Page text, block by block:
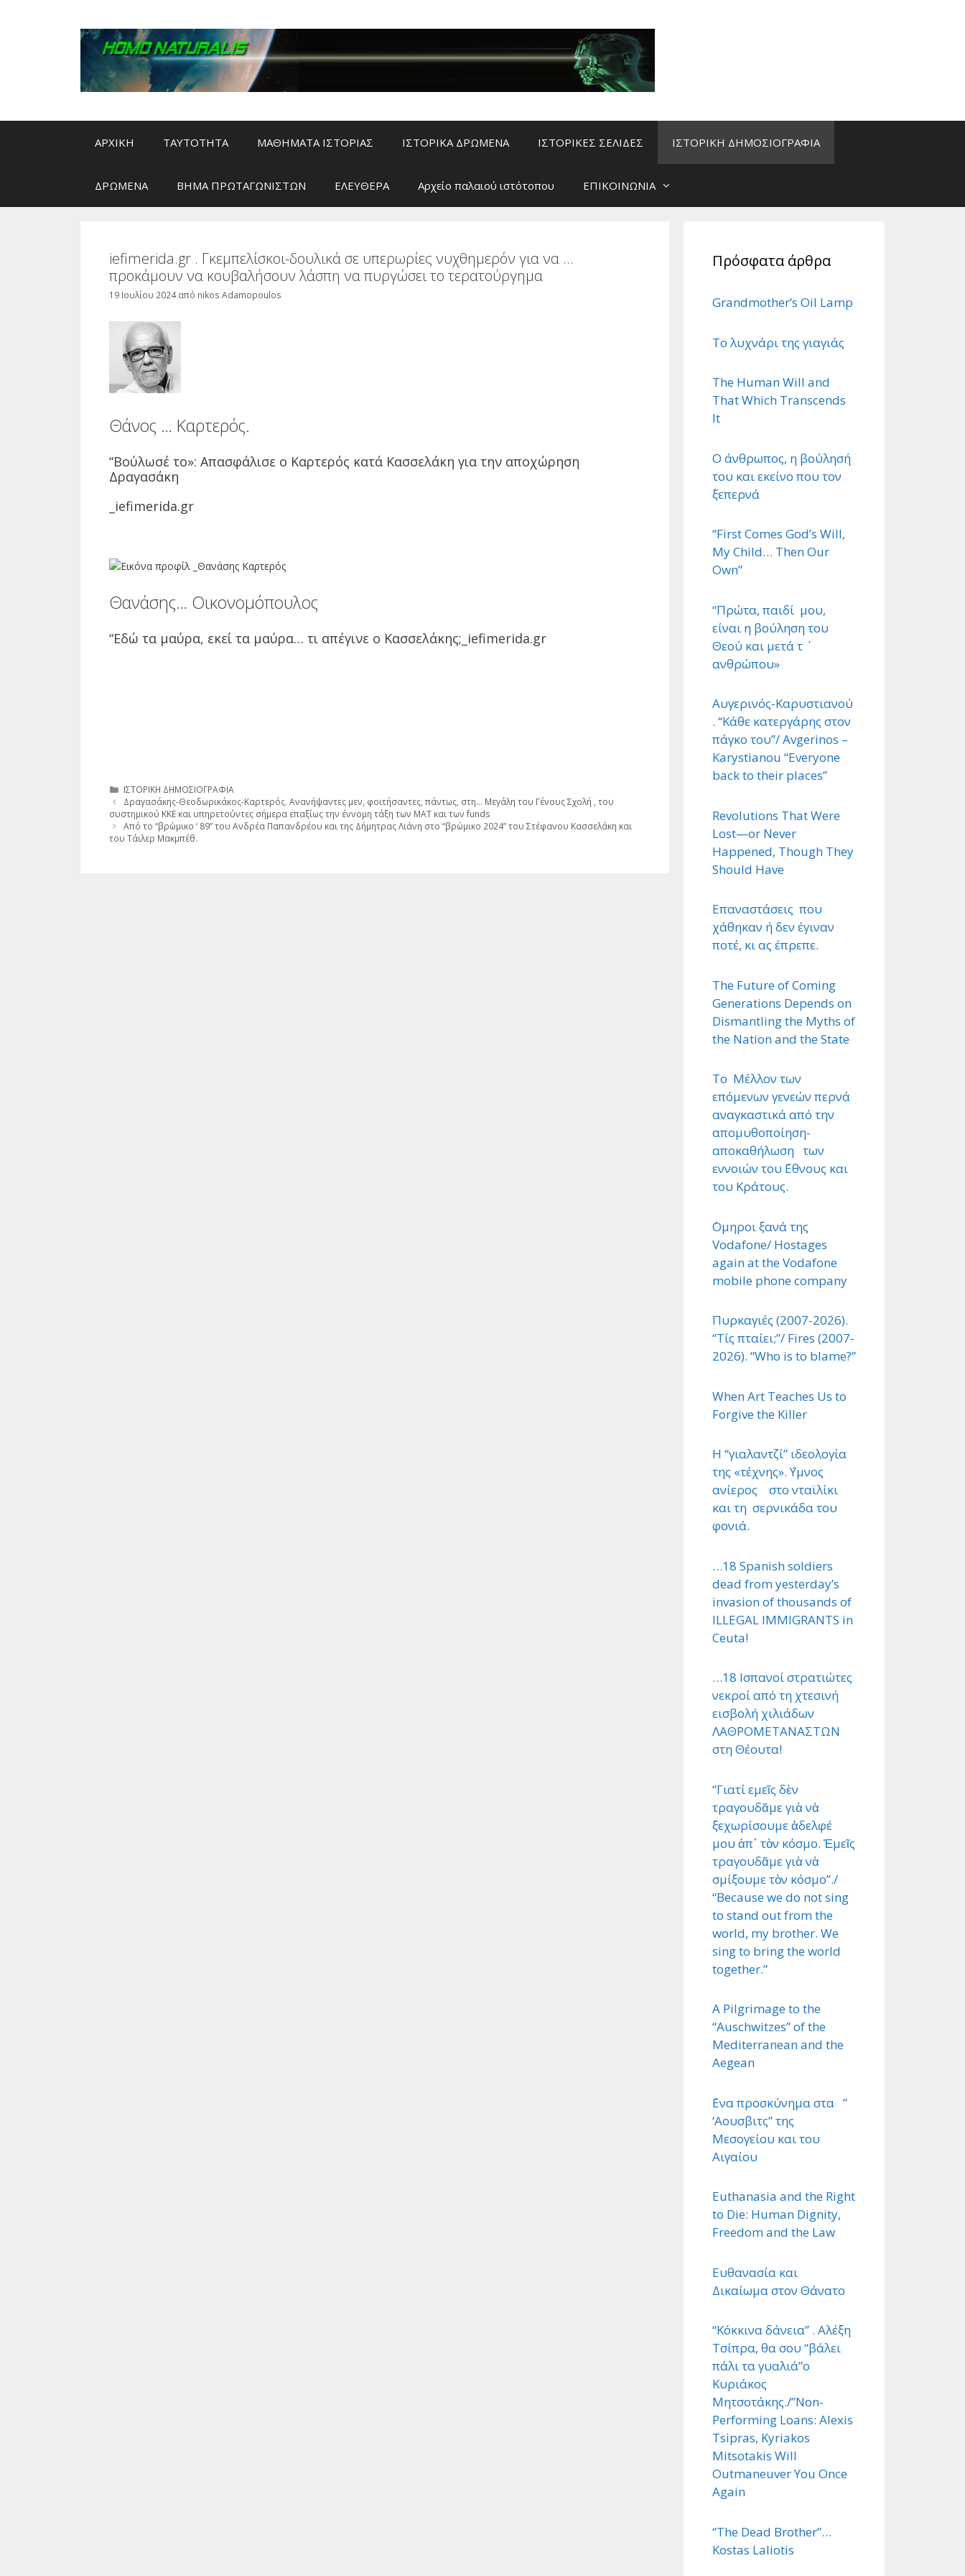
ΑΡΧΙΚΗ ΤΑΥΤΟΤΗΤΑ ΜΑΘΗΜΑΤΑ ΙΣΤΟΡΙΑΣ ΙΣΤΟΡΙΚΑ ΔΡΩΜΕΝΑ ΙΣΤΟΡΙΚΕΣ ΣΕΛΙΔΕΣ ΙΣΤΟΡΙΚΗ ΔΗΜΟΣΙΟΓΡΑΦΙΑ
ΔΡΩΜΕΝΑ ΒΗΜΑ ΠΡΩΤΑΓΩΝΙΣΤΩΝ ΕΛΕΥΘΕΡΑ Αρχείο παλαιού ιστότοπου ΕΠΙΚΟΙΝΩΝΙΑ
iefimerida.gr . Γκεμπελίσκοι-δουλικά σε υπερωρίες νυχθημερόν για να …
προκάμουν να κουβαλήσουν λάσπη να πυργώσει το τερατούργημα
19 Ιουλίου 2024 από nikos Adamopoulos
Θάνος … Καρτερός.
“Βούλωσέ το»: Απασφάλισε ο Καρτερός κατά Κασσελάκη για την αποχώρηση
Δραγασάκη
_iefimerida.gr
Θανάσης… Οικονομόπουλος
“Εδώ τα μαύρα, εκεί τα μαύρα… τι απέγινε ο Κασσελάκης;_iefimerida.gr
Κατηγορίες
ΙΣΤΟΡΙΚΗ ΔΗΜΟΣΙΟΓΡΑΦΙΑ
Δραγασάκης-Θεοδωρικάκος-Καρτερός. Ανανήψαντες μεν, φοιτήσαντες, πάντως, στη… Μεγάλη του Γένους Σχολή , του
συστημικού ΚΚΕ και υπηρετούντες σήμερα επαξίως την έννομη τάξη των ΜΑΤ και των funds
Από το “βρώμικο ‘ 89” του Ανδρέα Παπανδρέου και της Δήμητρας Λιάνη στο “βρώμικο 2024” του Στέφανου Κασσελάκη και
του Τάιλερ Μακμπέθ.
Πρόσφατα άρθρα
Grandmother’s Oil Lamp
Το λυχνάρι της γιαγιάς
The Human Will and
That Which Transcends
It
Ο άνθρωπος, η βούλησή
του και εκείνο που τον
ξεπερνά
“First Comes God’s Will,
My Child… Then Our
Own”
“Πρώτα, παιδί μου,
είναι η βούληση του
Θεού και μετά τ ΄
ανθρώπου»
Αυγερινός-Καρυστιανού
. “Κάθε κατεργάρης στον
πάγκο του”/ Avgerinos –
Karystianou “Εveryone
back to their places”
Revolutions That Were
Lost—or Never
Happened, Though They
Should Have
Επαναστάσεις που
χάθηκαν ή δεν έγιναν
ποτέ, κι ας έπρεπε.
The Future of Coming
Generations Depends on
Dismantling the Myths of
the Nation and the State
Το Μέλλον των
επόμενων γενεών περνά
αναγκαστικά από την
απομυθοποίηση-
αποκαθήλωση των
εννοιών του ΄Εθνους και
του Κράτους.
΄Ομηροι ξανά της
Vodafone/ Hostages
again at the Vodafone
mobile phone company
Πυρκαγιές (2007-2026).
“Τίς πταίει;”/ Fires (2007-
2026). “Who is to blame?”
When Art Teaches Us to
Forgive the Killer
Η “γιαλαντζί” ιδεολογία
της «τέχνης». ΄Υμνος
ανίερος στο νταϊλίκι
και τη σερνικάδα του
φονιά.
…18 Spanish soldiers
dead from yesterday’s
invasion of thousands of
ILLEGAL IMMIGRANTS in
Ceuta!
…18 Ισπανοί στρατιώτες
νεκροί από τη χτεσινή
εισβολή χιλιάδων
ΛΑΘΡΟΜΕΤΑΝΑΣΤΩΝ
στη Θέουτα!
“Γιατί εμεῖς δὲν
τραγουδᾶμε γιὰ νὰ
ξεχωρίσουμε ἀδελφέ
μου ἀπ᾿ τὸν κόσμο. Ἐμεῖς
τραγουδᾶμε γιὰ νὰ
σμίξουμε τὸν κόσμο”./
“Because we do not sing
to stand out from the
world, my brother. We
sing to bring the world
together.”
A Pilgrimage to the
“Auschwitzes” of the
Mediterranean and the
Aegean
΄Ενα προσκύνημα στα ”
‘Αουσβιτς” της
Μεσογείου και του
Αιγαίου
Euthanasia and the Right
to Die: Human Dignity,
Freedom and the Law
Ευθανασία και
Δικαίωμα στον Θάνατο
“Κόκκινα δάνεια” . Αλέξη
Τσίπρα, θα σου “βάλει
πάλι τα γυαλιά”ο
Κυριάκος
Μητσοτάκης./”Non-
Performing Loans: Alexis
Tsipras, Kyriakos
Mitsotakis Will
Outmaneuver You Once
Again
“The Dead Brother”…
Kostas Laliotis